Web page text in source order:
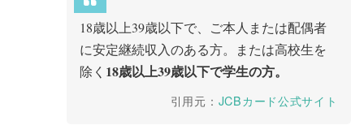
18歳以上39歳以下で、ご本人または配偶者
に安定継続収入のある方。または高校生を
除く 18歳以上39歳以下で学生の方。
引用元： JCBカード公式サイト